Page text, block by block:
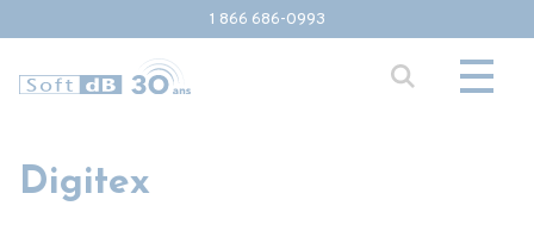
1 866 686-0993
Digitex